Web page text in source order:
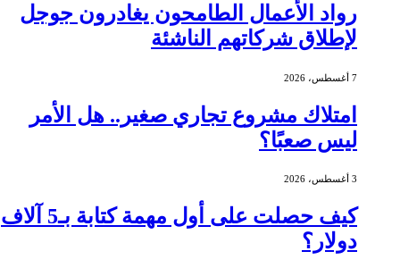
رواد الأعمال الطامحون يغادرون جوجل
لإطلاق شركاتهم الناشئة
7 أغسطس، 2026
امتلاك مشروع تجاري صغير.. هل الأمر
ليس صعبًا؟
3 أغسطس، 2026
كيف حصلت على أول مهمة كتابة بـ5 آلاف
دولار؟